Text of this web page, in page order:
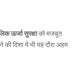
ऊर्जा सुरक्षाको मजबूत
दिशा में भी यह दौरा अहम